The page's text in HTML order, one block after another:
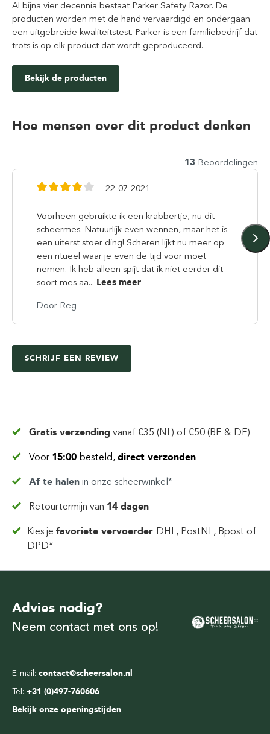
Al bijna vier decennia bestaat Parker Safety Razor. De
producten worden met de hand vervaardigd en ondergaan
een uitgebreide kwaliteitstest. Parker is een familiebedrijf dat
trots is op elk product dat wordt geproduceerd.
Bekijk de producten
Hoe mensen over dit product denken
13 Beoordelingen
22-07-2021
Voorheen gebruikte ik een krabbertje, nu dit
scheermes. Natuurlijk even wennen, maar het is
een uiterst stoer ding! Scheren lijkt nu meer op
een ritueel waar je even de tijd voor moet
nemen. Ik heb alleen spijt dat ik niet eerder dit
soort mes aa... Lees meer
Door Reg
SCHRIJF EEN REVIEW
Gratis verzending vanaf €35 (NL) of €50 (BE & DE)
Voor 15:00 besteld, direct verzonden
Af te halen in onze scheerwinkel*
Retourtermijn van 14 dagen
Kies jefavoriete vervoerder DHL, PostNL, Bpost of
DPD*
E-mail: contact@scheersalon.nl
Tel: +31 (0)497-760606
Bekijk onze openingstijden
Advies nodig?
Neem contact met ons op!